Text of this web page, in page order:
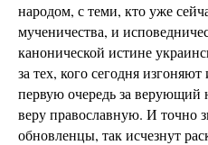
народом, с теми, кто уже
мученичества, и
канонической истине
за тех, кого сегодня
первую очередь за верующий
веру православную. И точно
обновленцы, так исчезнут